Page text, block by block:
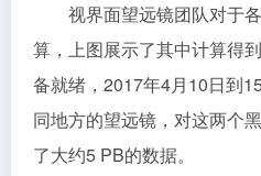
视界面望远镜团队对于各
算，上图展示了其中计算得
备就绪，2017年4月10日到
同地方的望远镜，对这两个
了大约5 PB的数据。